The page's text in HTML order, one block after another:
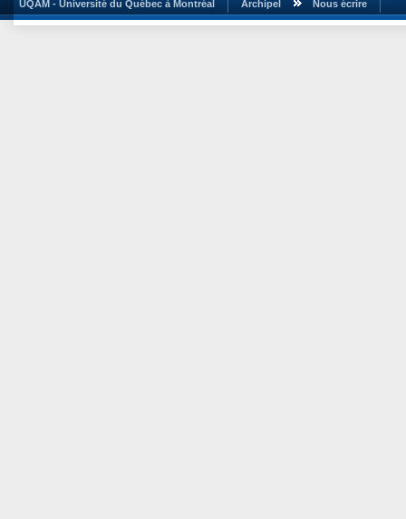
UQAM - Université du Québec à Montréal Archipel Nous écrire